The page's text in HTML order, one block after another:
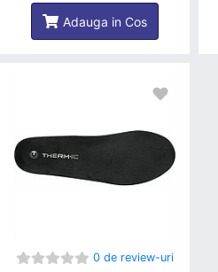
Adauga in Cos
0 de review-uri